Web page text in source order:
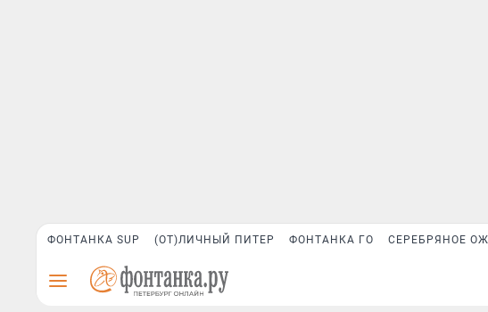
ФОНТАНКА SUP (ОТ)ЛИЧНЫЙ ПИТЕР ФОНТАНКА ГО СЕРЕБРЯНОЕ